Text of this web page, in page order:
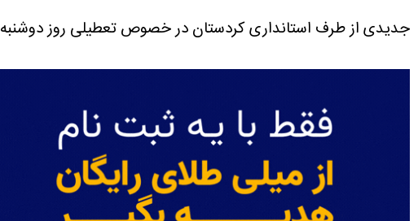
جدیدی از طرف استانداری کردستان در خصوص تعطیلی روز دوشنبه ۲۵ خرداد ۱۴۰۵ منتشر نشده است.